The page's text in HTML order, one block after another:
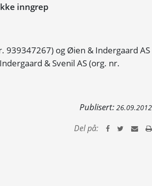
inngrep
939347267) og Øien & Indergaard AS
& Svenil AS (org. nr.
Publisert: 26.09.2012
Del på: